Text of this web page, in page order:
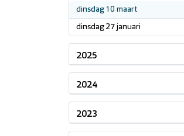
dinsdag 10 maart
dinsdag 27 januari
2025
2024
2023